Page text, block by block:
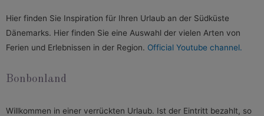
Hier finden Sie Inspiration für Ihren Urlaub an der Südküste
Dänemarks. Hier finden Sie eine Auswahl der vielen Arten von
Ferien und Erlebnissen in der Region. Official Youtube channel.
Bonbonland
Willkommen in einer verrückten Urlaub. Ist der Eintritt bezahlt, so